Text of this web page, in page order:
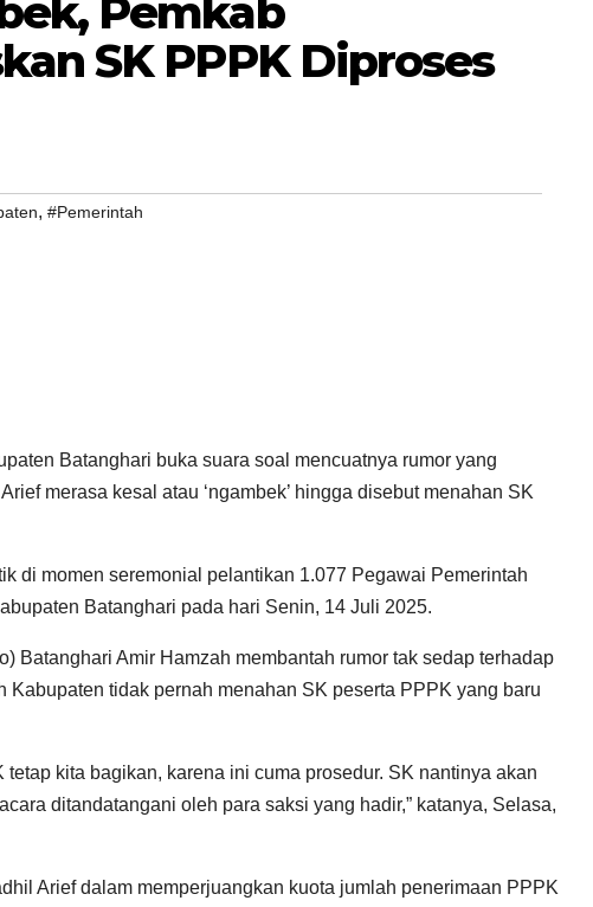
Pemkab
SK PPPK Diproses
, #Pemerintah
Batanghari buka suara soal mencuatnya rumor yang
merasa kesal atau ‘ngambek’ hingga disebut menahan SK
di momen seremonial pelantikan 1.077 Pegawai Pemerintah
Batanghari pada hari Senin, 14 Juli 2025.
Batanghari Amir Hamzah membantah rumor tak sedap terhadap
tidak pernah menahan SK peserta PPPK yang baru
kita bagikan, karena ini cuma prosedur. SK nantinya akan
ditandatangani oleh para saksi yang hadir,” katanya, Selasa,
Arief dalam memperjuangkan kuota jumlah penerimaan PPPK